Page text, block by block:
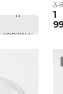
В
корзину
3
1